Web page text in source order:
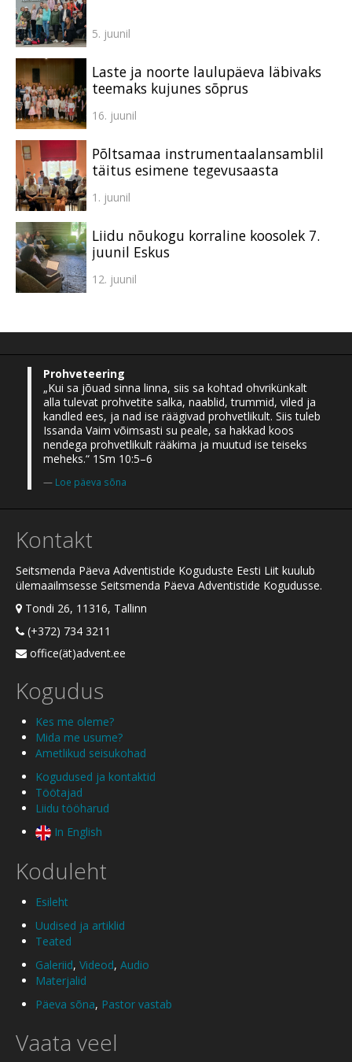
5. juunil
Laste ja noorte laulupäeva läbivaks
teemaks kujunes sõprus
16. juunil
Põltsamaa instrumentaalansamblil
täitus esimene tegevusaasta
1. juunil
Liidu nõukogu korraline koosolek 7.
juunil Eskus
12. juunil
Prohveteering
„Kui sa jõuad sinna linna, siis sa kohtad ohvrikünkalt
alla tulevat prohvetite salka, naablid, trummid, viled ja
kandled ees, ja nad ise räägivad prohvetlikult. Siis tuleb
Issanda Vaim võimsasti su peale, sa hakkad koos
nendega prohvetlikult rääkima ja muutud ise teiseks
meheks.“ 1Sm 10:5–6
Loe päeva sõna
Kontakt
Seitsmenda Päeva Adventistide Koguduste Eesti Liit kuulub
ülemaailmsesse Seitsmenda Päeva Adventistide Kogudusse.
Tondi 26, 11316, Tallinn
(+372) 734 3211
office(ät)advent.ee
Kogudus
Kes me oleme?
Mida me usume?
Ametlikud seisukohad
Kogudused ja kontaktid
Töötajad
Liidu tööharud
In English
Koduleht
Esileht
Uudised ja artiklid
Teated
Galeriid, Videod, Audio
Materjalid
Päeva sõna, Pastor vastab
Vaata veel